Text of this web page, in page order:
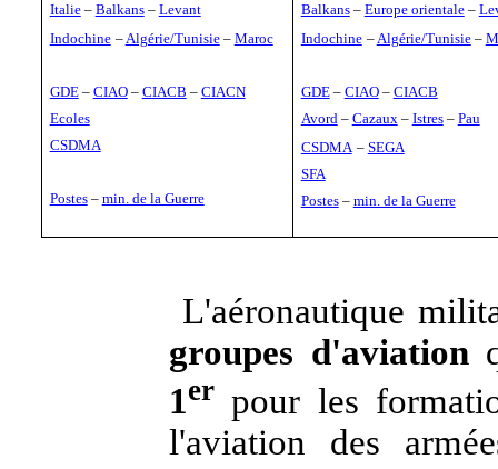
Italie– Balkans– Levant
Indochine –Algérie/Tunisie– Maroc
GDE– CIAO– CIACB – CIACN
Ecoles
CSDMA
Postes– min. de la Guerre
Balkans– Europe orientale–
Indochine –Algérie/Tunisie–
GDE– CIAO– CIACB
Avord– Cazaux– Istres– Pau
CSDMA – SEGA
SFA
Postes– min. de la Guerre
L'aéronautique
groupes d'aviation
1er pour les
l'aviation des